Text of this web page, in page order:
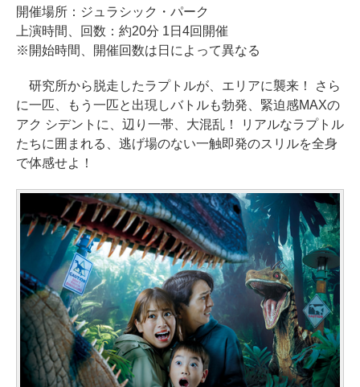
開催場所：ジュラシック・パーク
上演時間、回数：約20分 1日4回開催
※開始時間、開催回数は日によって異なる
研究所から脱走したラプトルが、エリアに襲来！ さら
に一匹、もう一匹と出現しバトルも勃発、緊迫感MAXの
アク シデントに、辺り一帯、大混乱！ リアルなラプトル
たちに囲まれる、逃げ場のない一触即発のスリルを全身
で体感せよ！